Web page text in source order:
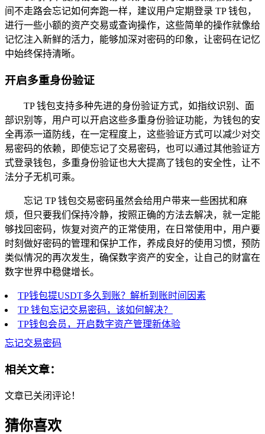
间不走路会忘记如何奔跑一样，建议用户定期登录 TP 钱包，
进行一些小额的资产交易或查询操作，这些简单的操作就像给
记忆注入新鲜的活力，能够加深对密码的印象，让密码在记忆
中始终保持清晰。
开启多重身份验证
TP 钱包支持多种先进的身份验证方式，如指纹识别、面
部识别等，用户可以开启这些多重身份验证功能，为钱包的安
全再添一道防线，在一定程度上，这些验证方式可以减少对交
易密码的依赖，即使忘记了交易密码，也可以通过其他验证方
式登录钱包，多重身份验证也大大提高了钱包的安全性，让不
法分子无机可乘。
忘记 TP 钱包交易密码虽然会给用户带来一些困扰和麻
烦，但只要我们保持冷静，按照正确的方法去解决，就一定能
够找回密码，恢复对资产的正常使用，在日常使用中，用户要
时刻做好密码的管理和保护工作，养成良好的使用习惯，预防
类似情况的再次发生，确保数字资产的安全，让自己的财富在
数字世界中稳健增长。
TP钱包提USDT多久到账？解析到账时间因素
TP 钱包忘记交易密码，该如何解决？
TP钱包会员，开启数字资产管理新体验
忘记交易密码
相关文章：
文章已关闭评论！
猜你喜欢